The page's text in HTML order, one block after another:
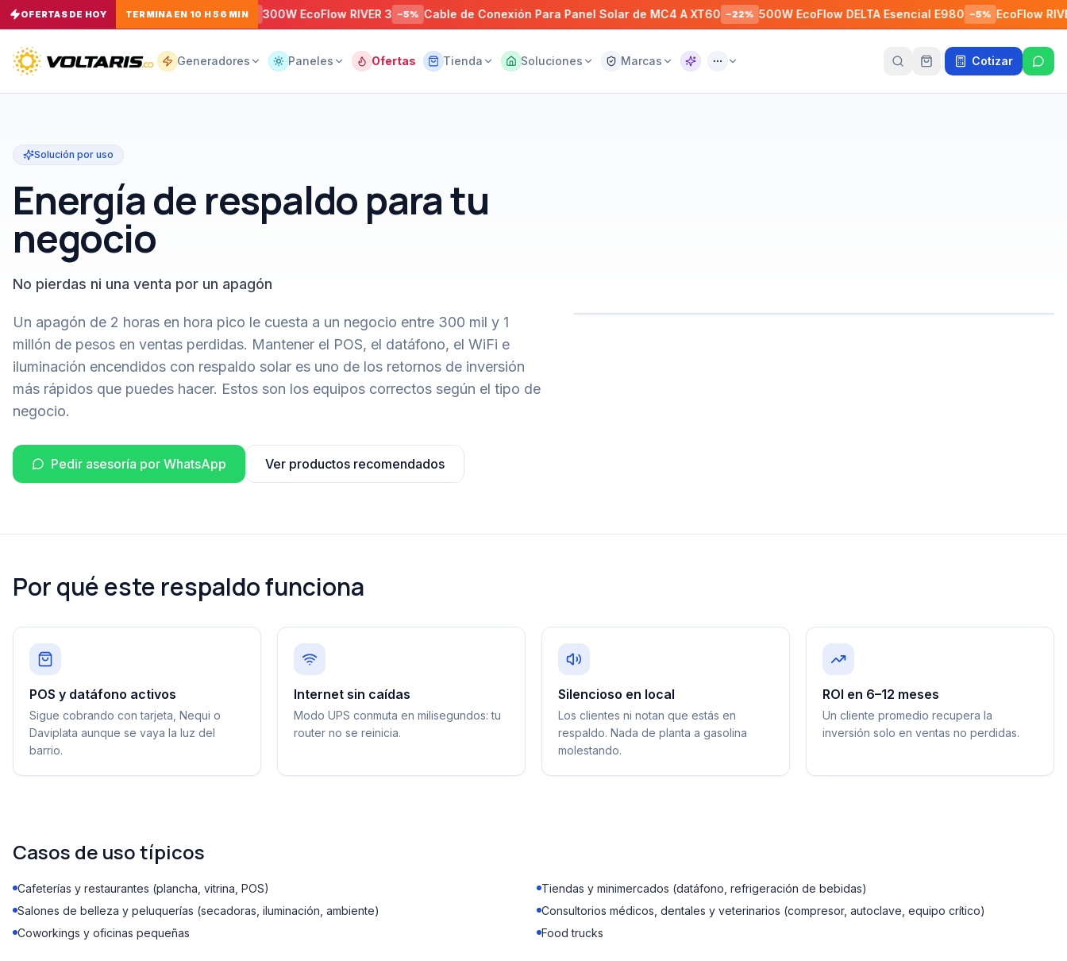
OFERTAS DE HOY TERMINA EN 10 H 56 MIN
EcoFlow RAPID Pro USB-C a −5% 300W EcoFlow RIVER 3 − 5% Cable de Conexión Para Panel Solar de MC4 A XT60 −22 % 500W EcoFlow DELTA Esencial E980 −5% EcoFlow RIVER 3
Generadores Paneles Ofertas Tienda Soluciones Marcas Asistente Cotizar
Solución por uso
Energía de respaldo para tu
negocio
No pierdas ni una venta por un apagón
Un apagón de 2 horas en hora pico le cuesta a un negocio entre 300 mil y 1
millón de pesos en ventas perdidas. Mantener el POS, el datáfono, el WiFi e
iluminación encendidos con respaldo solar es uno de los retornos de inversión
más rápidos que puedes hacer. Estos son los equipos correctos según el tipo de
negocio.
Pedir asesoría por WhatsApp Ver productos recomendados
Por qué este respaldo funciona
POS y datáfono activos
Sigue cobrando con tarjeta, Nequi o
Daviplata aunque se vaya la luz del
barrio.
Internet sin caídas
Modo UPS conmuta en milisegundos: tu
router no se reinicia.
Silencioso en local
Los clientes ni notan que estás en
respaldo. Nada de planta a gasolina
molestando.
ROI en 6–12 meses
Un cliente promedio recupera la
inversión solo en ventas no perdidas.
Casos de uso típicos
Cafeterías y restaurantes (plancha, vitrina, POS)
Tiendas y minimercados (datáfono, refrigeración de bebidas)
Salones de belleza y peluquerías (secadoras, iluminación, ambiente)
Consultorios médicos, dentales y veterinarios (compresor, autoclave, equipo crítico)
Coworkings y oficinas pequeñas
Food trucks
Tu
está
Agrega
con el
botón
al
y
todos
juntos.
productos